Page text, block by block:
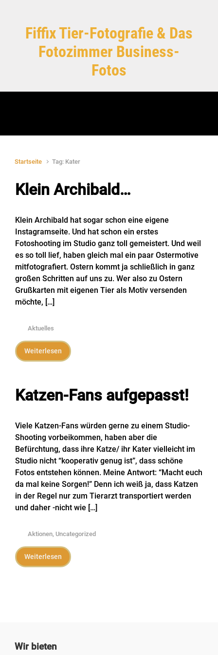
Fiffix Tier-Fotografie & Das
Fotozimmer Business-
Fotos
Startseite Tag: Kater
Klein Archibald…
Klein Archibald hat sogar schon eine eigene
Instagramseite. Und hat schon ein erstes
Fotoshooting im Studio ganz toll gemeistert. Und weil
es so toll lief, haben gleich mal ein paar Ostermotive
mitfotografiert. Ostern kommt ja schließlich in ganz
großen Schritten auf uns zu. Wer also zu Ostern
Grußkarten mit eigenen Tier als Motiv versenden
möchte, […]
Aktuelles
Weiterlesen
Katzen-Fans aufgepasst!
Viele Katzen-Fans würden gerne zu einem Studio-
Shooting vorbeikommen, haben aber die
Befürchtung, dass ihre Katze/ ihr Kater vielleicht im
Studio nicht “kooperativ genug ist”, dass schöne
Fotos entstehen können. Meine Antwort: “Macht euch
da mal keine Sorgen!” Denn ich weiß ja, dass Katzen
in der Regel nur zum Tierarzt transportiert werden
und daher -nicht wie […]
Aktionen, Uncategorized
Weiterlesen
Wir bieten